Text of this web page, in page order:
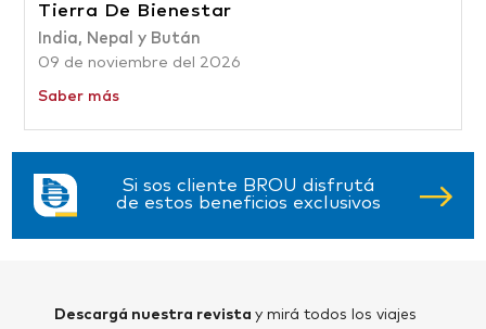
Tierra De Bienestar
India, Nepal y Bután
09 de noviembre del 2026
Saber más
Si sos cliente BROU disfrutá
de estos beneficios exclusivos
Descargá nuestra revista y mirá todos
los viajes